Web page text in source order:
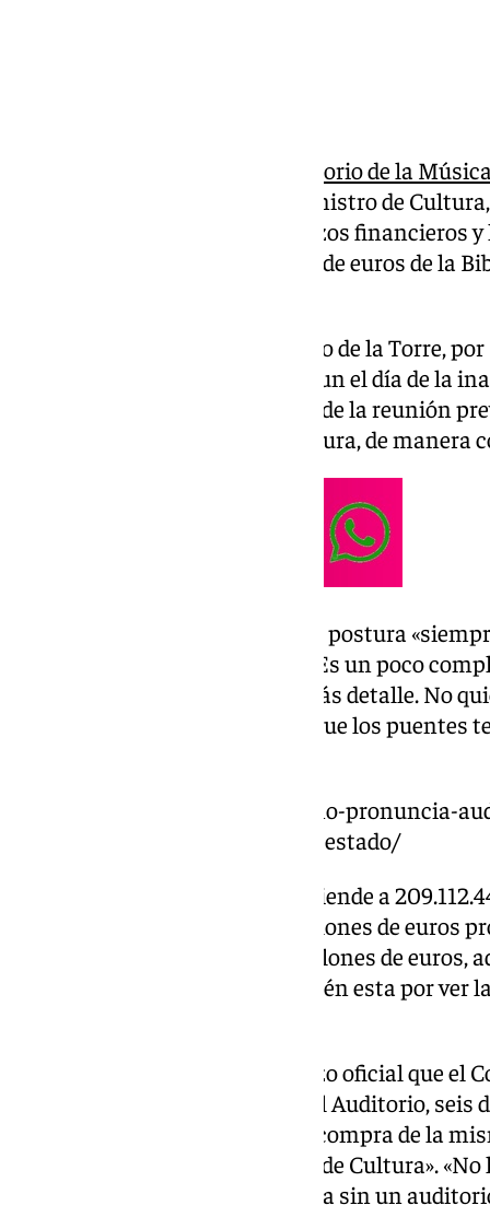
financiación del nuevo Auditorio de la
Málaga sigue dando de sí. El ministro de
semana pasada que los «esfuerzos financieros
terminar la obra de 18 millones de euros de la
El alcalde de la ciudad, Francisco de la Torre,
tuvo conversaciones con Urtasun el día de la
«Él ya dijo públicamente, antes de la reunión
de influir en que cambie de postura, de
De la Torre ha asegurado que su postura
los demás puedan colaborar». «Es un poco
cuando pueda explicarlo con más detalle. No
explicaciones, porque trato de que los puentes
https://www.101tv.es/cultura-no-pronuncia-
malaga-estan-obras-biblioteca-estado/
El presupuesto actualizado asciende a
del regidor es que hasta 110 millones de euros
Ayuntamiento aportaría 20 millones de euros,
la Junta de Andalucía 25. También esta por
El pasado 18 de diciembre se hizo oficial que
la parcela en la que se ubicará el Auditorio, seis
Urbanismo diese luz verde a la compra de la
«se hará con o sin el Ministerio de Cultura».
en Europa del tamaño de Málaga sin un